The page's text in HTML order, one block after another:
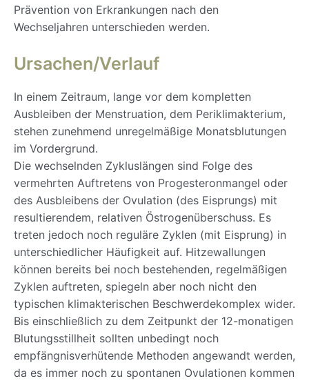
Prävention von Erkrankungen nach den
Wechseljahren unterschieden werden.
Ursachen/Verlauf
In einem Zeitraum, lange vor dem kompletten
Ausbleiben der Menstruation, dem Periklimakterium,
stehen zunehmend unregelmäßige Monatsblutungen
im Vordergrund.
Die wechselnden Zykluslängen sind Folge des
vermehrten Auftretens von Progesteronmangel oder
des Ausbleibens der Ovulation (des Eisprungs) mit
resultierendem, relativen Östrogenüberschuss. Es
treten jedoch noch reguläre Zyklen (mit Eisprung) in
unterschiedlicher Häufigkeit auf. Hitzewallungen
können bereits bei noch bestehenden, regelmäßigen
Zyklen auftreten, spiegeln aber noch nicht den
typischen klimakterischen Beschwerdekomplex wider.
Bis einschließlich zu dem Zeitpunkt der 12-monatigen
Blutungsstillheit sollten unbedingt noch
empfängnisverhütende Methoden angewandt werden,
da es immer noch zu spontanen Ovulationen kommen